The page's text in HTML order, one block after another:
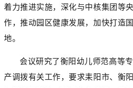
着力推进实施，深化与中核集团等
作，推动园区健康发展，加快打造
地。
会议研究了衡阳幼儿师范高等
产调拨有关工作，要求耒阳市、衡